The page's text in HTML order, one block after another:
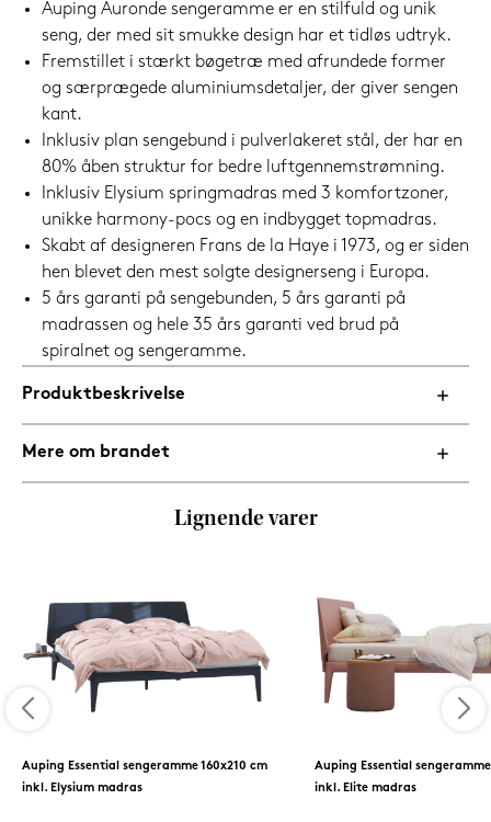
Auping Auronde sengeramme er en stilfuld og unik
seng, der med sit smukke design har et tidløs udtryk.
Fremstillet i stærkt bøgetræ med afrundede former
og særprægede aluminiumsdetaljer, der giver sengen
kant.
Inklusiv plan sengebund i pulverlakeret stål, der har en
80% åben struktur for bedre luftgennemstrømning.
Inklusiv Elysium springmadras med 3 komfortzoner,
unikke harmony-pocs og en indbygget topmadras.
Skabt af designeren Frans de la Haye i 1973, og er siden
hen blevet den mest solgte designerseng i Europa.
5 års garanti på sengebunden, 5 års garanti på
madrassen og hele 35 års garanti ved brud på
spiralnet og sengeramme.
Produktbeskrivelse
Mere om brandet
Lignende varer
Auping Essential sengeramme 160x210 cm
inkl. Elysium madras
Auping Essential sengeramme
inkl. Elite madras